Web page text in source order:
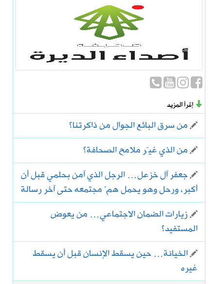
إقرأ المزيد
من سرق البائع الجوال من ذاكرتنا؟
من الذي غيّر ملامح الصحافة؟
جعفر آل خزعل… الرجل الذي آمن بحلمي قبل أن
أكبر، ورحل وهو يحمل همّ مجتمعه حتى آخر رسالة
زيارات الضمان الاجتماعي… من يعوض
المستفيد؟
الخيانة… حين يسقط الإنسان قبل أن يسقط
غيره